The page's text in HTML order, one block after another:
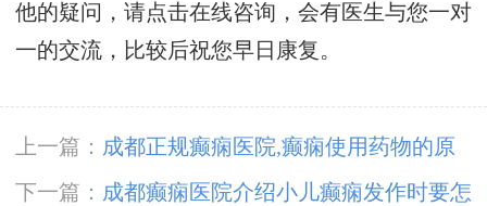
他的疑问，请点击在线咨询，会有医生与您一对
一的交流，比较后祝您早日康复。
上一篇： 成都正规癫痫医院,癫痫使用药物的原
则是什么?
下一篇： 成都癫痫医院介绍小儿癫痫发作时要怎